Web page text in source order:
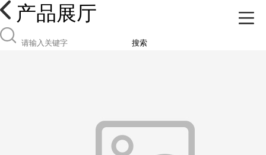
产品展厅
搜索